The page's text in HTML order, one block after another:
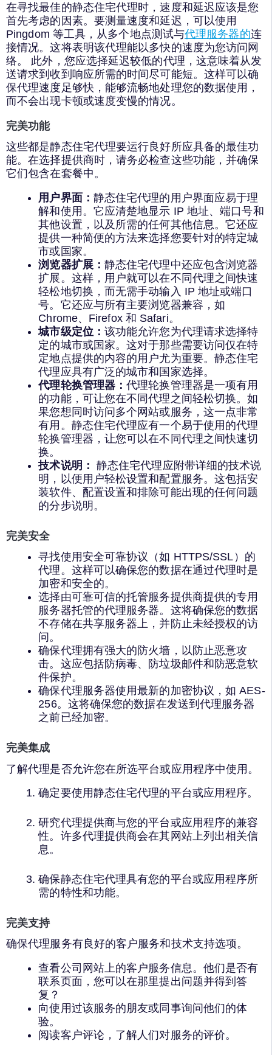
在寻找最佳的静态住宅代理时，速度和延迟应该是您
首先考虑的因素。要测量速度和延迟，可以使用
Pingdom 等工具，从多个地点测试与代理服务器的连
接情况。这将表明该代理能以多快的速度为您访问网
络。 此外，您应选择延迟较低的代理，这意味着从发
送请求到收到响应所需的时间尽可能短。这样可以确
保代理速度足够快，能够流畅地处理您的数据使用，
而不会出现卡顿或速度变慢的情况。
完美功能
这些都是静态住宅代理要运行良好所应具备的最佳功
能。在选择提供商时，请务必检查这些功能，并确保
它们包含在套餐中。
用户界面： 静态住宅代理的用户界面应易于理
解和使用。它应清楚地显示 IP 地址、端口号和
其他设置，以及所需的任何其他信息。它还应
提供一种简便的方法来选择您要针对的特定城
市或国家。
浏览器扩展： 静态住宅代理中还应包含浏览器
扩展。这样，用户就可以在不同代理之间快速
轻松地切换，而无需手动输入 IP 地址或端口
号。它还应与所有主要浏览器兼容，如
Chrome、Firefox 和 Safari。
城市级定位： 该功能允许您为代理请求选择特
定的城市或国家。这对于那些需要访问仅在特
定地点提供的内容的用户尤为重要。静态住宅
代理应具有广泛的城市和国家选择。
代理轮换管理器：代理轮换管理器是一项有用
的功能，可让您在不同代理之间轻松切换。如
果您想同时访问多个网站或服务，这一点非常
有用。静态住宅代理应有一个易于使用的代理
轮换管理器，让您可以在不同代理之间快速切
换。
技术说明： 静态住宅代理应附带详细的技术说
明，以便用户轻松设置和配置服务。这包括安
装软件、配置设置和排除可能出现的任何问题
的分步说明。
完美安全
寻找使用安全可靠协议（如 HTTPS/SSL）的
代理。这样可以确保您的数据在通过代理时是
加密和安全的。
选择由可靠可信的托管服务提供商提供的专用
服务器托管的代理服务器。这将确保您的数据
不存储在共享服务器上，并防止未经授权的访
问。
确保代理拥有强大的防火墙，以防止恶意攻
击。这应包括防病毒、防垃圾邮件和防恶意软
件保护。
确保代理服务器使用最新的加密协议，如 AES-
256。这将确保您的数据在发送到代理服务器
之前已经加密。
完美集成
了解代理是否允许您在所选平台或应用程序中使用。
确定要使用静态住宅代理的平台或应用程序。
研究代理提供商与您的平台或应用程序的兼容
性。许多代理提供商会在其网站上列出相关信
息。
确保静态住宅代理具有您的平台或应用程序所
需的特性和功能。
完美支持
确保代理服务有良好的客户服务和技术支持选项。
查看公司网站上的客户服务信息。他们是否有
联系页面，您可以在那里提出问题并得到答
复？
向使用过该服务的朋友或同事询问他们的体
验。
阅读客户评论，了解人们对服务的评价。